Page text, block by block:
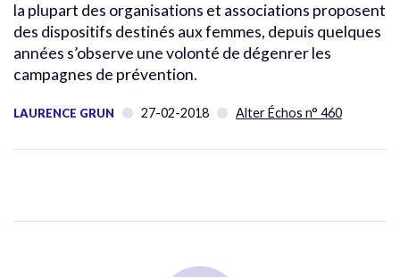
la plupart des organisations et associations proposent
des dispositifs destinés aux femmes, depuis quelques
années s’observe une volonté de dégenrer les
campagnes de prévention.
LAURENCE GRUN 27-02-2018 Alter Échos n° 460